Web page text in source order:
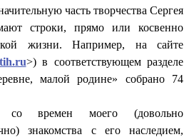
часть творчества Сергея
строки, прямо или косвенно
жизни. Например, на сайте
>) в соответствующем разделе
малой родине» собрано 74
времен моего (довольно
знакомства с его наследием,